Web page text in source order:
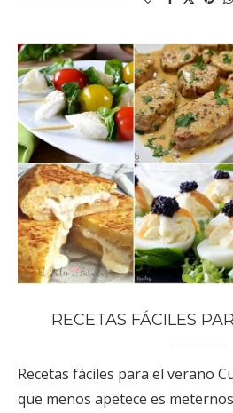
RECETAS FÁCILES
Recetas fáciles para el verano
que menos apetece es